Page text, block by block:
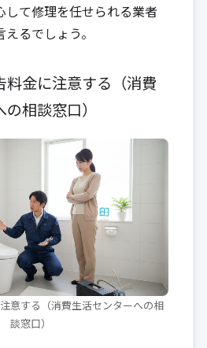
して修理を任せられる業者
るでしょう。
料金に注意する（消費
相談窓口）
意する（消費生活センターへの相
談窓口）